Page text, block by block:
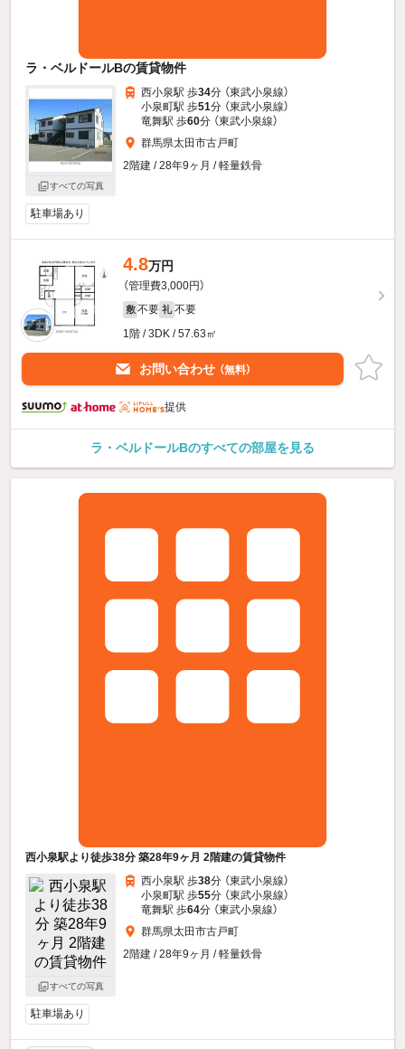
ラ・ベルドールBの賃貸物件
すべての写真
西小泉駅 歩34分 （東武小泉線）
小泉町駅 歩51分 （東武小泉線）
竜舞駅 歩60分 （東武小泉線）
群馬県太田市古戸町
2階建 / 28年9ヶ月 / 軽量鉄骨
駐車場あり
4.8万円
（管理費3,000円）
敷 不要 礼 不要
1階 / 3DK / 57.63㎡
お問い合わせ （無料）
提供
ラ・ベルドールBのすべての部屋を見る
西小泉駅より徒歩38分 築28年9ヶ月 2階建の賃貸物件
すべての写真
西小泉駅 歩38分 （東武小泉線）
小泉町駅 歩55分 （東武小泉線）
竜舞駅 歩64分 （東武小泉線）
群馬県太田市古戸町
2階建 / 28年9ヶ月 / 軽量鉄骨
駐車場あり